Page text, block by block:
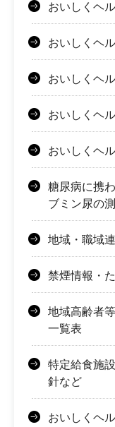
おいしくヘ
おいしくヘ
おいしくヘ
おいしくヘ
おいしくヘ
糖尿病に携
ブミン尿の
地域・職域
禁煙情報・
地域高齢者
一覧表
特定給食施
針など
おいしくヘ